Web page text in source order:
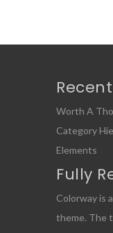
Worth A
Category
Elements
Fully
Colorway is
theme. The